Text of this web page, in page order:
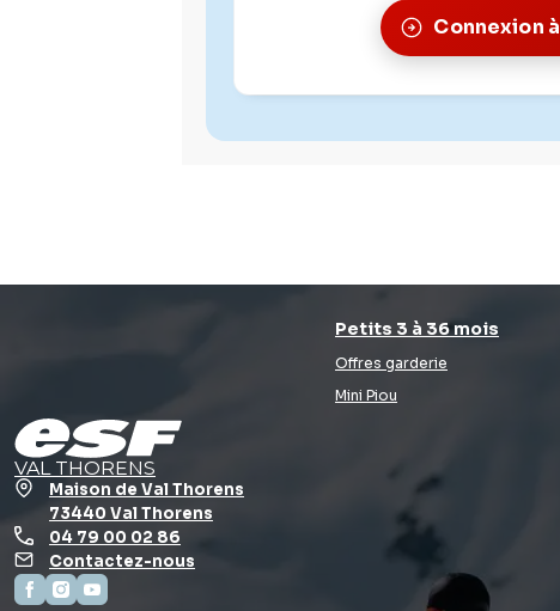
Connexion à
VAL THORENS
Maison de Val Thorens
73440 Val Thorens
04 79 00 02 86
Contactez-nous
Petits 3 à 36 mois
Offres garderie
Mini Piou